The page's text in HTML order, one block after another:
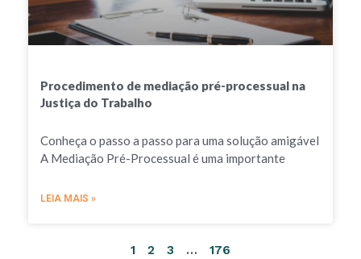
Procedimento de mediação pré-processual na
Justiça do Trabalho
Conheça o passo a passo para uma solução amigável
A Mediação Pré-Processual é uma importante
LEIA MAIS »
1 2 3 … 176